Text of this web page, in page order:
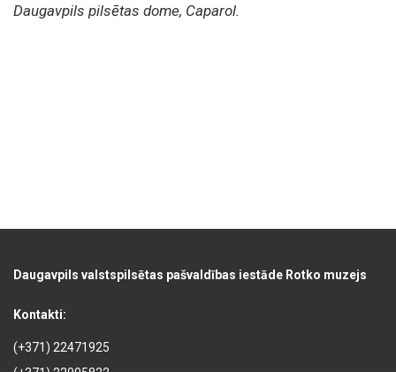
Daugavpils pilsētas dome, Caparol.
Daugavpils valstspilsētas pašvaldības iestāde Rotko muzejs
Kontakti:
(+371) 22471925